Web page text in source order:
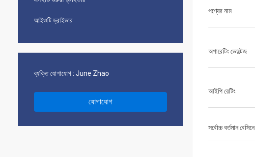
আইওটি ড্রাইভার
ব্যক্তি যোগাযোগ : June Zhao
যোগাযোগ
পণ্যের নাম
অপারেটিং ভোল্টেজ
আইপি রেটিং
সর্বোচ্চ বর্তমান বেসিনে